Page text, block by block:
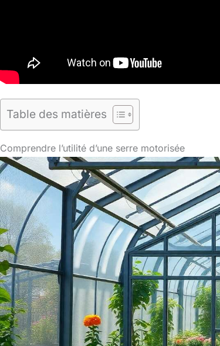
Table des matières
Comprendre l’utilité d’une serre motorisée